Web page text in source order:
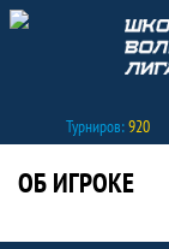
Турниров:920
ОБ ИГРОКЕ